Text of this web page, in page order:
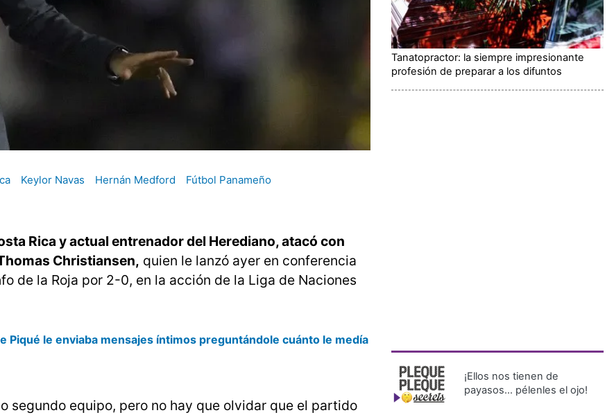
Keylor Navas Hernán Medford Fútbol Panameño
Rica y actual entrenador del Herediano, atacó con
Christiansen, quien le lanzó ayer en conferencia
de la Roja por 2-0, en la acción de la Liga de Naciones
Piqué le enviaba mensajes íntimos preguntándole cuánto le medía
segundo equipo, pero no hay que olvidar que el partido
Tanatopractor: la siempre impresionante
profesión de preparar a los difuntos
¡Ellos nos tienen de
payasos… pélenles el ojo!